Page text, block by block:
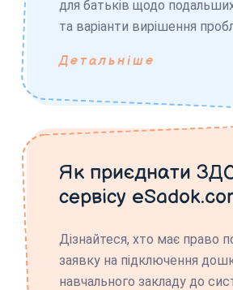
для батьків щодо
та варіанти вирішення
Детальніше
Як приєднати
сервісу
Дізнайтеся, хто має право
заявку на підключення
навчального закладу до